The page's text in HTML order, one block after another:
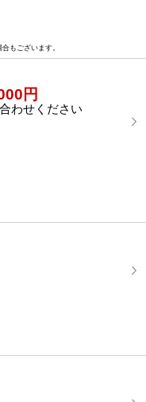
もございます。
円
わせください